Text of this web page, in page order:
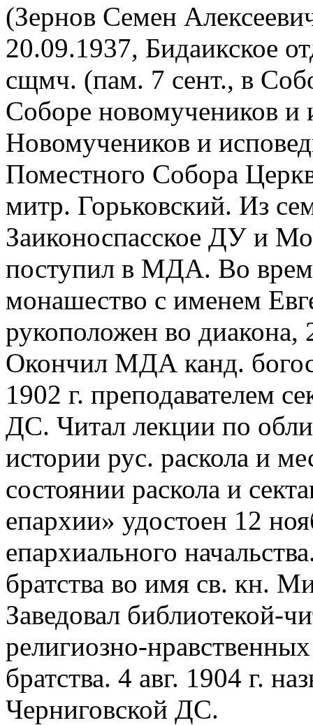
(Зернов Семен
20.09.1937, Бидаикское
сщмч. (пам. 7 сент., в
Соборе новомучеников и
Новомучеников и
Поместного Собора
митр. Горьковский. Из
Заиконоспасское ДУ и
поступил в МДА. Во
монашество с именем
рукоположен во диакона,
Окончил МДА канд.
1902 г. преподавателем
ДС. Читал лекции по
истории рус. раскола и
состоянии раскола и
епархии» удостоен 12
епархиального
братства во имя св. кн.
Заведовал библиотекой-
религиозно-
братства. 4 авг. 1904 г.
Черниговской ДС.